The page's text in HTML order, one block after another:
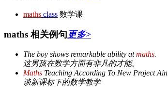
maths class 数学课
maths 相关例句 更多>
The boy shows remarkable ability atmaths.
这男孩在数学方面有非凡的才能。
Maths Teaching According To New Project Ain
谈新课标下的数学教学